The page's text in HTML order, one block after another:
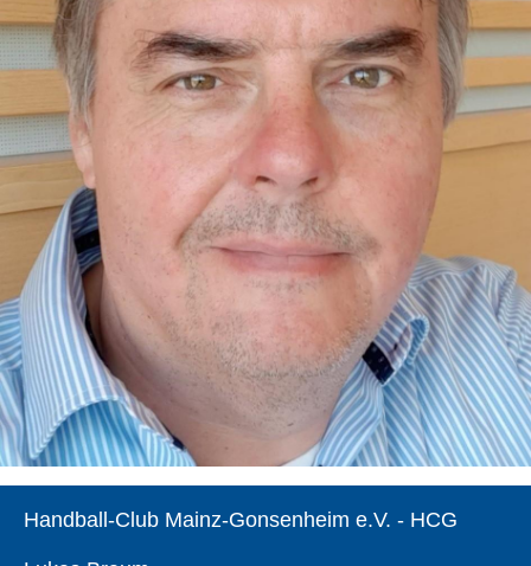
Handball-Club Mainz-Gonsenheim e.V. - HCG